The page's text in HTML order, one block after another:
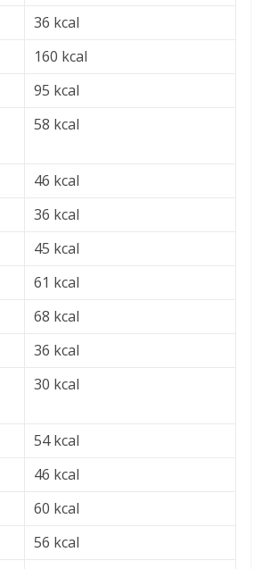
36 kcal
160 kcal
95 kcal
58 kcal
46 kcal
36 kcal
45 kcal
61 kcal
68 kcal
36 kcal
30 kcal
54 kcal
46 kcal
60 kcal
56 kcal